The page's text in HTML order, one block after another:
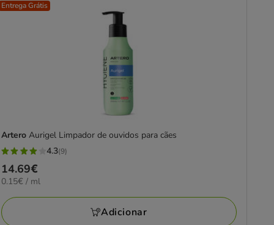
Entrega Grátis
Artero Aurigel Limpador de ouvidos para cães
4.3
estrelas
com
9
avaliações
4.3(9)
Preço
14.69€
14.69€
0.15€
ml
0.15€ / ml
Adicionar